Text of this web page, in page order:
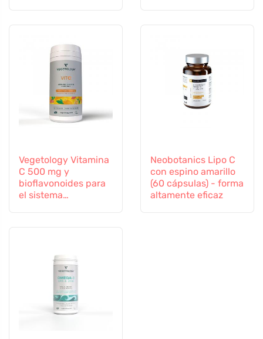
Vegetology Vitamina
C 500 mg y
bioflavonoides para
el sistema
Neobotanics Lipo C
con espino amarillo
(60 cápsulas) - forma
altamente eficaz